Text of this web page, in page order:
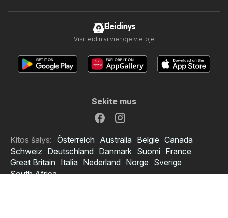
Eleidinys
Visi leidiniai vienoje vietoje
Sekite mus
Kitos šalys: Österreich Australia België Canada
Schweiz Deutschland Danmark Suomi France
Great Britain Italia Nederland Norge Sverige
South Africa